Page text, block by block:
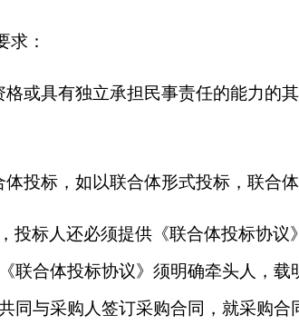
求：
格或具有独立承担民事责任的能力
体投标，如以联合体形式投标，联合
投标人还必须提供《联合体投标协
联合体投标协议》须明确牵头人，
同与采购人签订采购合同，就采购合